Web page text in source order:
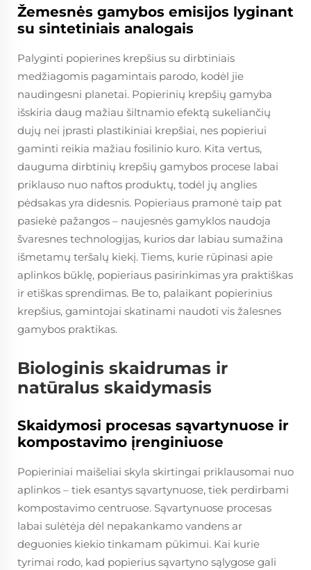
Žemesnės gamybos emisijos lyginant
su sintetiniais analogais
Palyginti popierines krepšius su dirbtiniais
medžiagomis pagamintais parodo, kodėl jie
naudingesni planetai. Popierinių krepšių gamyba
išskiria daug mažiau šiltnamio efektą sukeliančių
dujų nei įprasti plastikiniai krepšiai, nes popieriui
gaminti reikia mažiau fosilinio kuro. Kita vertus,
dauguma dirbtinių krepšių gamybos procese labai
priklauso nuo naftos produktų, todėl jų anglies
pėdsakas yra didesnis. Popieriaus pramonė taip pat
pasiekė pažangos – naujesnės gamyklos naudoja
švaresnes technologijas, kurios dar labiau sumažina
išmetamų teršalų kiekį. Tiems, kurie rūpinasi apie
aplinkos būklę, popieriaus pasirinkimas yra praktiškas
ir etiškas sprendimas. Be to, palaikant popierinius
krepšius, gamintojai skatinami naudoti vis žalesnes
gamybos praktikas.
Biologinis skaidrumas ir
natūralus skaidymasis
Skaidymosi procesas sąvartynuose ir
kompostavimo įrenginiuose
Popieriniai maišeliai skyla skirtingai priklausomai nuo
aplinkos – tiek esantys sąvartynuose, tiek perdirbami
kompostavimo centruose. Sąvartynuose procesas
labai sulėtėja dėl nepakankamo vandens ar
deguonies kiekio tinkamam pūkimui. Kai kurie
tyrimai rodo, kad popierius sąvartyno sąlygose gali